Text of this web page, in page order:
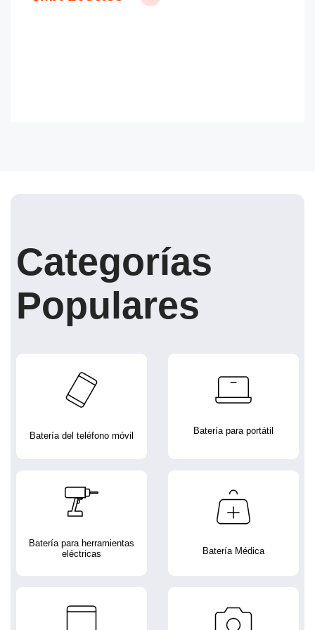
Categorías
Populares
Batería del teléfono móvil Batería para portátil
Batería para herramientas
eléctricas
Batería Médica